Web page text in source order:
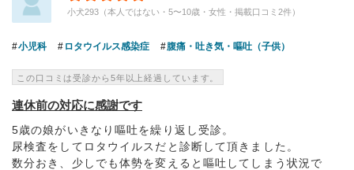
小犬293（本人ではない・5〜10歳・女性・掲載口コミ2件）
小児科 ロタウイルス感染症 腹痛・吐き気・嘔吐（子供）
この口コミは受診から5年以上経過しています。
連休前の対応に感謝です
5歳の娘がいきなり嘔吐を繰り返し受診。
尿検査をしてロタウイルスだと診断して頂きました。
数分おき、少しでも体勢を変えると嘔吐してしまう状況で